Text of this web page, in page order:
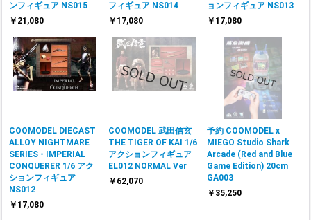
ンフィギュア NS015
￥21,080
フィギュア NS014
￥17,080
ョンフィギュア NS013
￥17,080
COOMODEL DIECAST
ALLOY NIGHTMARE
SERIES - IMPERIAL
CONQUERER 1/6 アク
ションフィギュア
NS012
￥17,080
COOMODEL 武田信玄
THE TIGER OF KAI 1/6
アクションフィギュア
EL012 NORMAL Ver
￥62,070
予約 COOMODEL x
MIEGO Studio Shark
Arcade (Red and Blue
Game Edition) 20cm
GA003
￥35,250